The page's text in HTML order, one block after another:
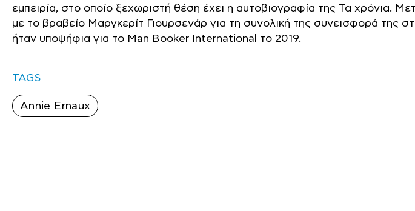
εμπειρία, στο οποίο ξεχωριστή θέση έχει η αυτοβιογραφία της Τα χρόνια.
με το βραβείο Μαργκερίτ Γιουρσενάρ για τη συνολική της συνεισφορά της
ήταν υποψήφια για το Man Booker International το 2019.
TAGS
Annie Ernaux